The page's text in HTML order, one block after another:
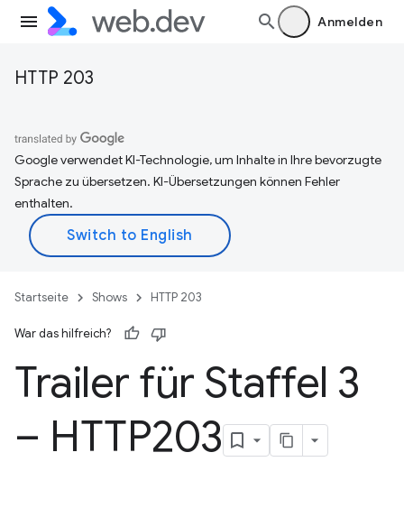
Anmelden
HTTP 203
Google verwendet KI-Technologie, um Inhalte in Ihre bevorzugte
Sprache zu übersetzen. KI-Übersetzungen können Fehler
enthalten.
Startseite Shows HTTP 203
War das hilfreich?
Trailer für Staffel 3
– HTTP203